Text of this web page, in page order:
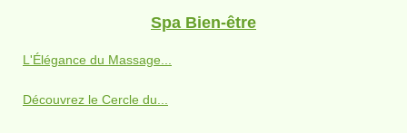
Spa Bien-être
L'Élégance du Massage...
Découvrez le Cercle du...